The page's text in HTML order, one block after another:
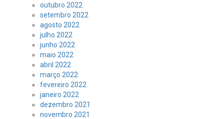
outubro 2022
setembro 2022
agosto 2022
julho 2022
junho 2022
maio 2022
abril 2022
março 2022
fevereiro 2022
janeiro 2022
dezembro 2021
novembro 2021